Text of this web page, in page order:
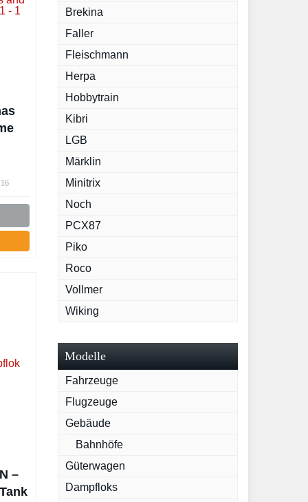
–
Brekina
Faller
Fleischmann
Herpa
Hobbytrain
Kibri
LGB
Märklin
Minitrix
Noch
PCX87
Piko
Roco
Vollmer
Wiking
Modelle
Fahrzeuge
Flugzeuge
Gebäude
Bahnhöfe
Güterwagen
Dampfloks